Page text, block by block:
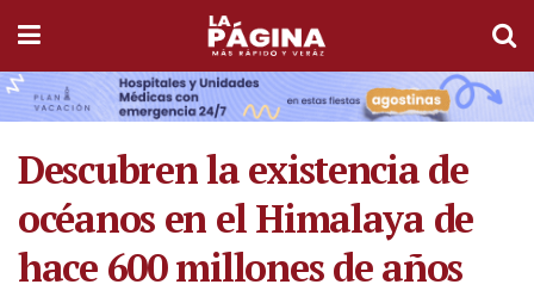
Descubren la existencia de
océanos en el Himalaya de
hace 600 millones de años